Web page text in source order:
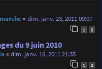
« dim. janv. 23, 2011 09:07
1 2
du 9 juin 2010
« dim. janv. 16, 2011 21:35
1 2